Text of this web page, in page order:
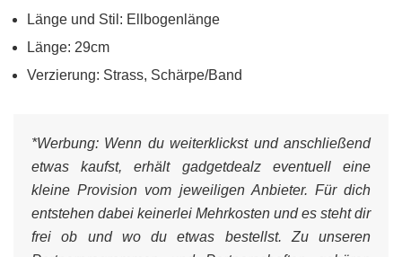
Länge und Stil: Ellbogenlänge
Länge: 29cm
Verzierung: Strass, Schärpe/Band
*Werbung: Wenn du weiterklickst und anschließend
etwas kaufst, erhält gadgetdealz eventuell eine
kleine Provision vom jeweiligen Anbieter. Für dich
entstehen dabei keinerlei Mehrkosten und es steht dir
frei ob und wo du etwas bestellst. Zu unseren